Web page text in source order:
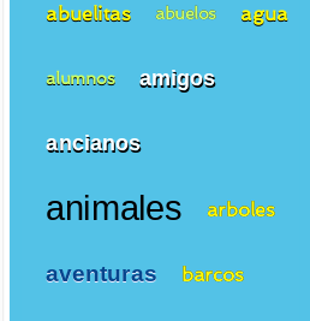
abuelitas abuelos agua
alumnos amigos
ancianos
animales arboles
aventuras barcos